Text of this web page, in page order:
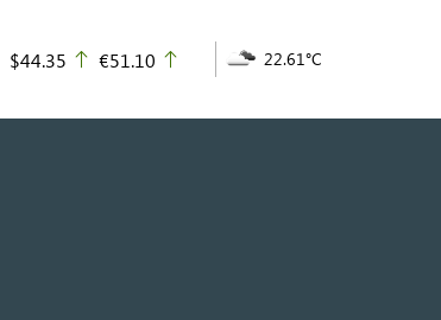
$44.35 up
€51.10 22.61°C